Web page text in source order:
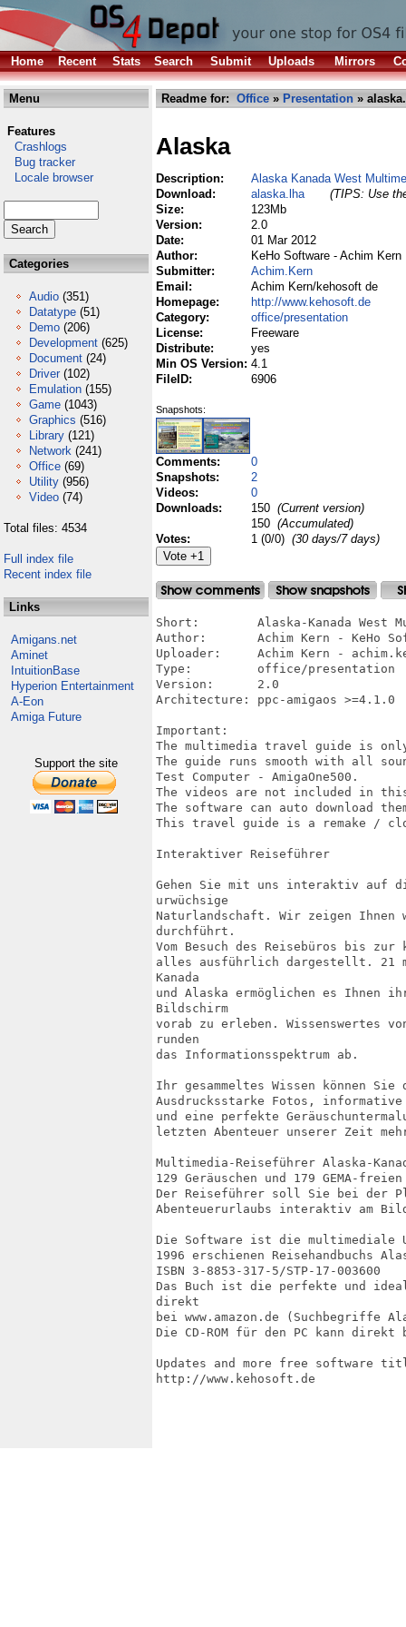
Home Recent Stats Search Submit Uploads Mirrors
Menu
Features
Crashlogs
Bug tracker
Locale browser
Categories
Audio (351)
Datatype (51)
Demo (206)
Development (625)
Document (24)
Driver (102)
Emulation (155)
Game (1043)
Graphics (516)
Library (121)
Network (241)
Office (69)
Utility (956)
Video (74)
Total files: 4534
Full index file
Recent index file
Links
Amigans.net
Aminet
IntuitionBase
Hyperion Entertainment
A-Eon
Amiga Future
Support the site
Readme for: Office » Presentation »
Alaska
Description:
Alaska Kanada West
Download:
alaska.lha
(TIPS: Use
Size:
123Mb
Version:
2.0
Date:
01 Mar 2012
Author:
KeHo Software - Achim Kern
Submitter:
Achim.Kern
Email:
Achim Kern/kehosoft de
Homepage:
http://www.kehosoft.de
Category:
office/presentation
License:
Freeware
Distribute:
yes
Min OS Version: 4.1
FileID:
6906
Snapshots:
Comments:
0
Snapshots:
2
Videos:
0
Downloads:
150 (Current version)
150 (Accumulated)
Votes:
1 (0/0) (30 days/7 days)
Short:        Alaska-Kanada West
Author:       Achim Kern - KeHo
Uploader:     Achim Kern -
Type:         office/presentation
Version:      2.0
Architecture: ppc-amigaos >=4.1.0
Important:
The multimedia travel guide is
The guide runs smooth with all
Test Computer - AmigaOne500.
The videos are not included in
The software can auto download
This travel guide is a remake /
Interaktiver Reiseführer
Gehen Sie mit uns interaktiv auf
urwüchsige
Naturlandschaft. Wir zeigen Ihnen
durchführt.
Vom Besuch des Reisebüros bis zur
alles ausführlich dargestellt. 21
Kanada
und Alaska ermöglichen es Ihnen
Bildschirm
vorab zu erleben. Wissenswertes
runden
das Informationsspektrum ab.
Ihr gesammeltes Wissen können
Ausdrucksstarke Fotos,
und eine perfekte
letzten Abenteuer unserer Zeit
Multimedia-Reiseführer Alaska-
129 Geräuschen und 179 GEMA-
Der Reiseführer soll Sie bei der
Abenteuerurlaubs interaktiv am
Die Software ist die multimediale
1996 erschienen Reisehandbuchs
ISBN 3-8853-317-5/STP-17-003600
Das Buch ist die perfekte und
direkt
bei www.amazon.de (Suchbegriffe
Die CD-ROM für den PC kann
Updates and more free software
http://www.kehosoft.de